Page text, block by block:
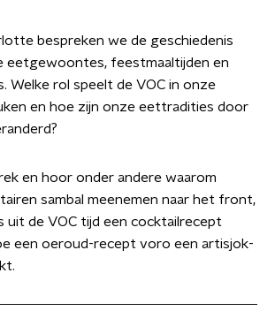
bespreken we de geschiedenis
eetgewoontes, feestmaaltijden en
Welke rol speelt de VOC in onze
en hoe zijn onze eettradities door
en hoor onder andere waarom
sambal meenemen naar het front,
uit de VOC tijd een cocktailrecept
een oeroud-recept voro een artisjok-